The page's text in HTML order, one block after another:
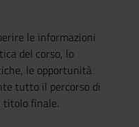
le informazioni
del corso, lo
le opportunità
tutto il percorso di
titolo finale.